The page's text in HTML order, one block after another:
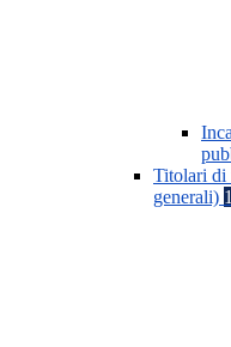
Titolari di
generali)